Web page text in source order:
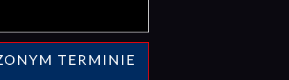
TERMINIE